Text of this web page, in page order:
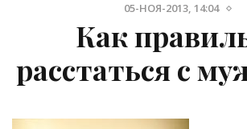
05-НОЯ-2013, 14:04
Как
расстаться с